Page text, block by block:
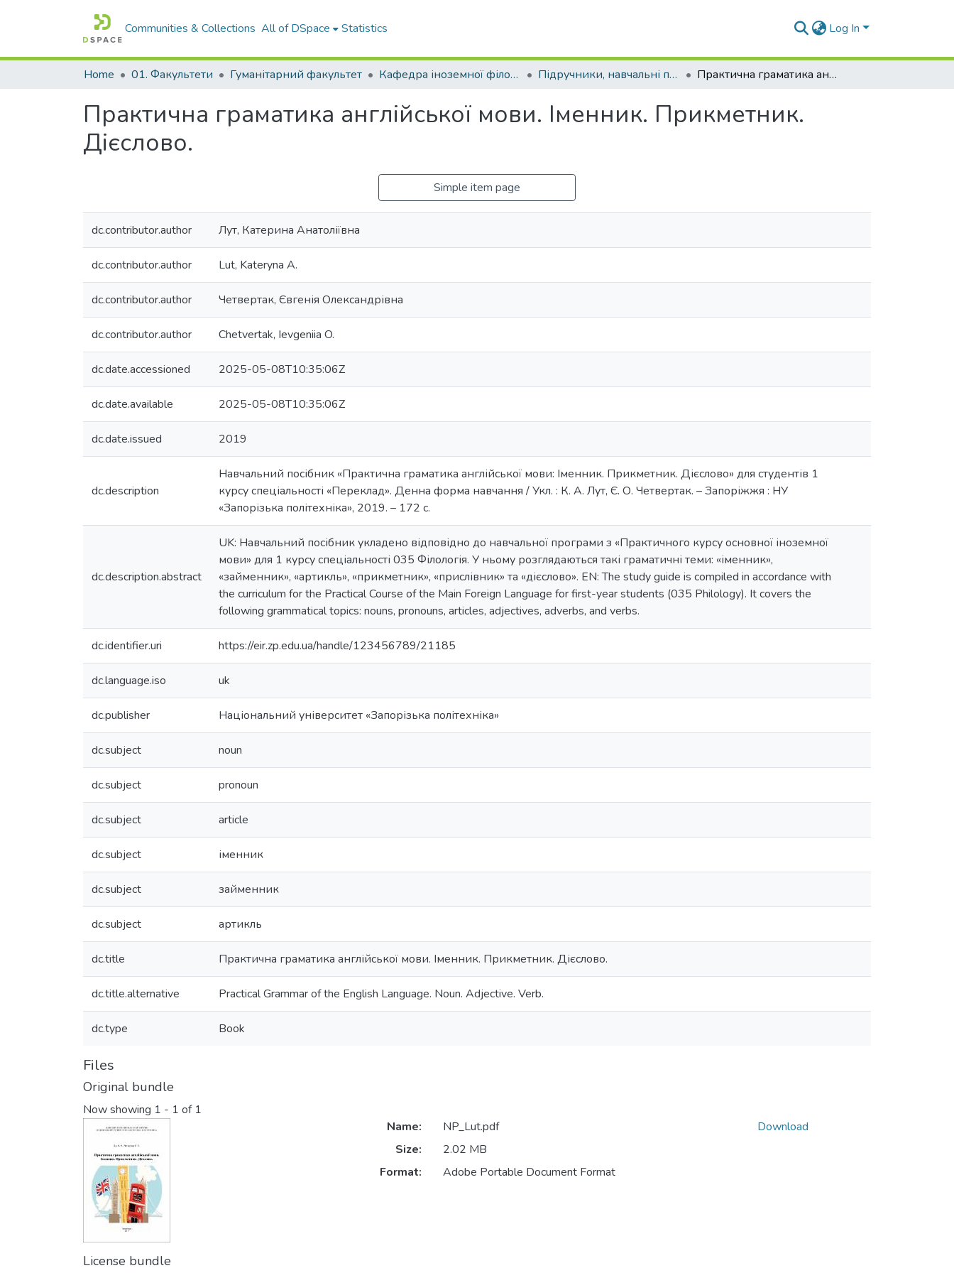
Communities & Collections All of DSpace Statistics Log In
Home 01. Факультети Гуманітарний факультет Кафедра іноземної філології та перекладу (Кафедра ІФ та П) Підручники, навчальні посібники кафедри ІФ та П Практична граматика англійської мови. Іменник. Прикметник. Дієслово.
Практична граматика англійської мови. Іменник. Прикметник.
Дієслово.
Simple item page
dc.contributor.author Лут, Катерина Анатоліївна
dc.contributor.author Lut, Kateryna A.
dc.contributor.author Четвертак, Євгенія Олександрівна
dc.contributor.author Chetvertak, Ievgeniia O.
dc.date.accessioned 2025-05-08T10:35:06Z
dc.date.available 2025-05-08T10:35:06Z
dc.date.issued 2019
dc.description
Навчальний посібник «Практична граматика англійської мови: Іменник. Прикметник. Дієслово» для студентів 1
курсу спеціальності «Переклад». Денна форма навчання / Укл. : К. А. Лут, Є. О. Четвертак. – Запоріжжя : НУ
«Запорізька політехніка», 2019. – 172 с.
dc.description.abstract
UK: Навчальний посібник укладено відповідно до навчальної програми з «Практичного курсу основної іноземної
мови» для 1 курсу спеціальності 035 Філологія. У ньому розглядаються такі граматичні теми: «іменник»,
«займенник», «артикль», «прикметник», «прислівник» та «дієслово». EN: The study guide is compiled in accordance with
the curriculum for the Practical Course of the Main Foreign Language for first-year students (035 Philology). It covers the
following grammatical topics: nouns, pronouns, articles, adjectives, adverbs, and verbs.
dc.identifier.uri https://eir.zp.edu.ua/handle/123456789/21185
dc.language.iso uk
dc.publisher Національний університет «Запорізька політехніка»
dc.subject noun
dc.subject pronoun
dc.subject article
dc.subject іменник
dc.subject займенник
dc.subject артикль
dc.title Практична граматика англійської мови. Іменник. Прикметник. Дієслово.
dc.title.alternative Practical Grammar of the English Language. Noun. Adjective. Verb.
dc.type Book
Files
Original bundle
Now showing 1 - 1 of 1
Name:
NP_Lut.pdf
Size:
2.02 MB
Format:
Adobe Portable Document Format
Download
License bundle